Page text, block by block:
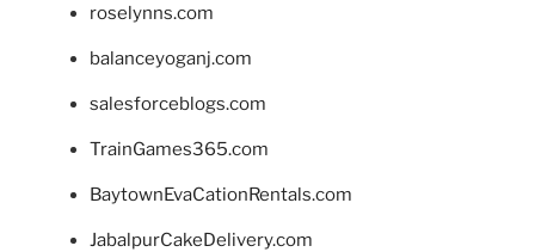
roselynns.com
balanceyoganj.com
salesforceblogs.com
TrainGames365.com
BaytownEvaCationRentals.com
JabalpurCakeDelivery.com